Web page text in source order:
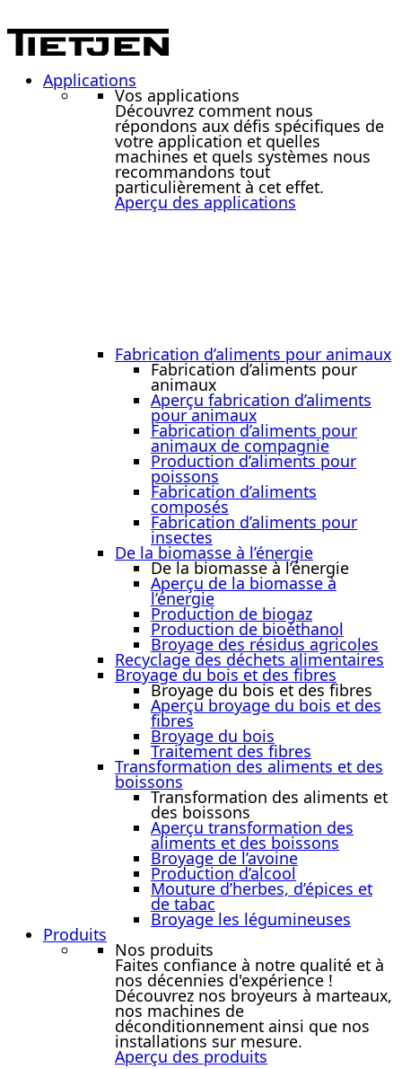
Applications
Vos applications
Découvrez comment nous
répondons aux défis spécifiques de
votre application et quelles
machines et quels systèmes nous
recommandons tout
particulièrement à cet effet.
Aperçu des applications
Fabrication d’aliments pour animaux
Fabrication d’aliments pour
animaux
Aperçu fabrication d’aliments
pour animaux
Fabrication d’aliments pour
animaux de compagnie
Production d’aliments pour
poissons
Fabrication d’aliments
composés
Fabrication d’aliments pour
insectes
De la biomasse à l’énergie
De la biomasse à l’énergie
Aperçu de la biomasse à
l’énergie
Production de biogaz
Production de bioéthanol
Broyage des résidus agricoles
Recyclage des déchets alimentaires
Broyage du bois et des fibres
Broyage du bois et des fibres
Aperçu broyage du bois et des
fibres
Broyage du bois
Traitement des fibres
Transformation des aliments et des
boissons
Transformation des aliments et
des boissons
Aperçu transformation des
aliments et des boissons
Broyage de l’avoine
Production d’alcool
Mouture d’herbes, d’épices et
de tabac
Broyage les légumineuses
Produits
Nos produits
Faites confiance à notre qualité et à
nos décennies d'expérience !
Découvrez nos broyeurs à marteaux,
nos machines de
déconditionnement ainsi que nos
installations sur mesure.
Aperçu des produits